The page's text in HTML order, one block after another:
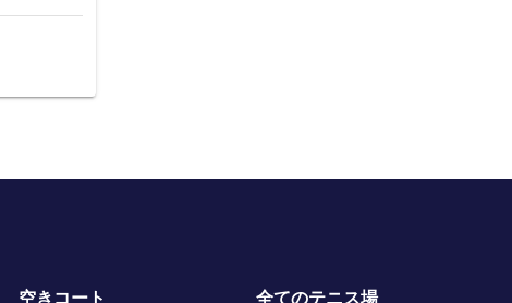
空きコート 全てのテニス場